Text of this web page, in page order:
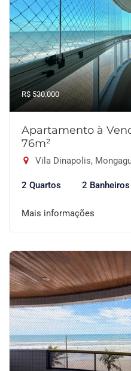
R$ 530.000
Apartamento à
76m²
Vila Dinapolis,
2 Quartos 2 Banheiros
Mais informações